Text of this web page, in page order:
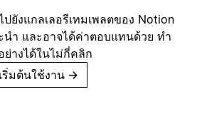
ยังแกลเลอรีเทมเพลตของ Notion
นำ และอาจได้ค่าตอบแทนด้วย ทำ
ย่างได้ในไม่กี่คลิก
เริ่มต้นใช้งาน →